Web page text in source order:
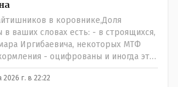
где был принцип:
брат...."
интересах страны, про народ уже и
то закулисные игры?
в коровнике,Доля
ваших словах есть: - в строящихся,
Иргибаевича, некоторых МТФ
- оцифрованы и иногда эти
- и тогда они нужны, хотя я
своей комьютерной безграмотности
2026 г. в 22:22